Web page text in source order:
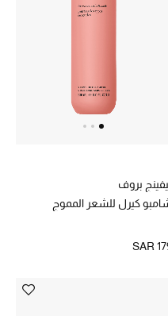
بروف
كيرل للشعر المموج
SAR